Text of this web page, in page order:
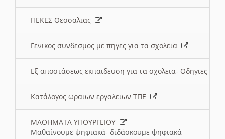
ΠΕΚΕΣ Θεσσαλιας
Γενικος συνδεσμος με πηγες για τα σχολεια
Εξ αποστάσεως εκπαιδευση για τα σχολεια- Οδηγιες
Κατάλογος ωραιων εργαλειων ΤΠΕ
ΜΑΘΗΜΑΤΑ ΥΠΟΥΡΓΕΙΟΥ
Μαθαίνουμε ψηφιακά- διδάσκουμε ψηφιακά